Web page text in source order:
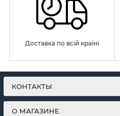
Доставка по всій країні
КОНТАКТЫ
О МАГАЗИНЕ